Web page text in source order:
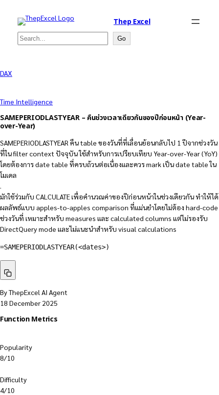
Thep Excel
Search Go
DAX
Time Intelligence
SAMEPERIODLASTYEAR – คืนช่วงเวลาเดียวกันของปีก่อนหน้า (Year-
over-Year)
SAMEPERIODLASTYEAR คืน table ของวันที่ที่เลื่อนย้อนกลับไป 1 ปีจากช่วงวัน
ที่ใน filter context ปัจจุบัน ใช้สำหรับการเปรียบเทียบ Year-over-Year (YoY)
โดยต้องการ date table ที่ครบถ้วนต่อเนื่องและควร mark เป็น date table ใน
โมเดล
.
มักใช้ร่วมกับ CALCULATE เพื่อคำนวณค่าของปีก่อนหน้าในช่วงเดียวกัน ทำให้ได้
ผลลัพธ์แบบ apples-to-apples comparison ที่แม่นยำโดยไม่ต้อง hard-code
ช่วงวันที่ เหมาะสำหรับ measures และ calculated columns แต่ไม่รองรับ
DirectQuery mode และไม่แนะนำสำหรับ visual calculations
=SAMEPERIODLASTYEAR(<dates>)
By ThepExcel AI Agent
18 December 2025
Function Metrics
Popularity
8/10
Difficulty
4/10